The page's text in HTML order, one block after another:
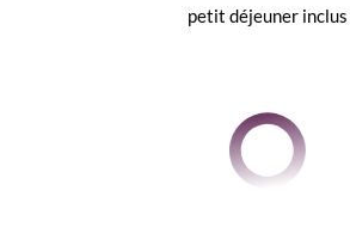
petit déjeuner inclus